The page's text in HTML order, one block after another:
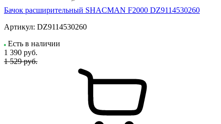
Бачок расширительный SHACMAN F2000 DZ9114530260
Артикул: DZ9114530260
Есть в наличии
1 390 руб.
1 529 руб.